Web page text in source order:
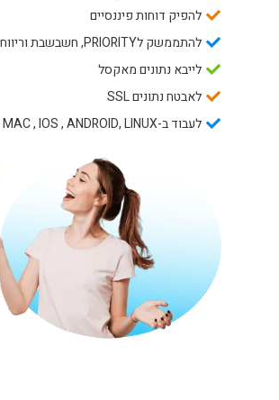
להפיק דוחות פיננסיים
להתממשק לPRIORITY, חשבשבת וריווחית
לייבא נתונים מאקסל
לאבטח נתונים SSL
לעבוד ב-Windows MAC , IOS , ANDROID, LINUX